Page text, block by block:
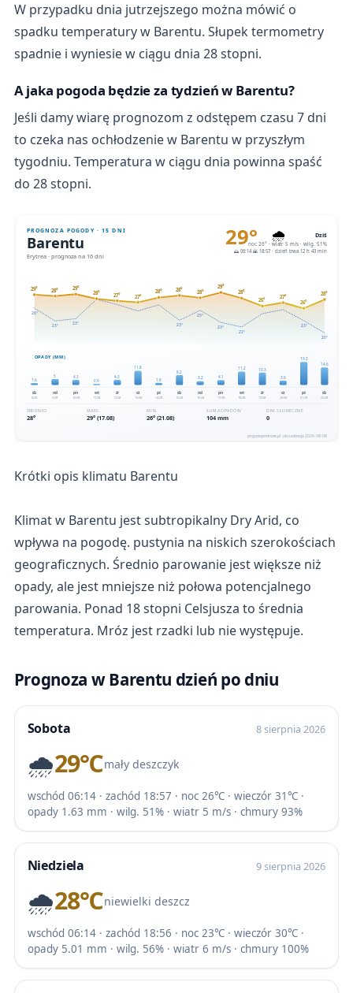
W przypadku dnia jutrzejszego można mówić o
spadku temperatury w Barentu. Słupek termometry
spadnie i wyniesie w ciągu dnia 28 stopni.
A jaka pogoda będzie za tydzień w Barentu?
Jeśli damy wiarę prognozom z odstępem czasu 7 dni
to czeka nas ochłodzenie w Barentu w przyszłym
tygodniu. Temperatura w ciągu dnia powinna spaść
do 28 stopni.
Krótki opis klimatu Barentu
Klimat w Barentu jest subtropikalny Dry Arid, co
wpływa na pogodę. pustynia na niskich szerokościach
geograficznych. Średnio parowanie jest większe niż
opady, ale jest mniejsze niż połowa potencjalnego
parowania. Ponad 18 stopni Celsjusza to średnia
temperatura. Mróz jest rzadki lub nie występuje.
Prognoza w Barentu dzień po dniu
Sobota 8 sierpnia 2026
🌧️29℃mały deszczyk
wschód 06:14 · zachód 18:57 · noc 26℃ · wieczór 31℃ ·
opady 1.63 mm · wilg. 51% · wiatr 5 m/s · chmury 93%
Niedziela 9 sierpnia 2026
🌧️28℃niewielki deszcz
wschód 06:14 · zachód 18:56 · noc 23℃ · wieczór 30℃ ·
opady 5.01 mm · wilg. 56% · wiatr 6 m/s · chmury 100%